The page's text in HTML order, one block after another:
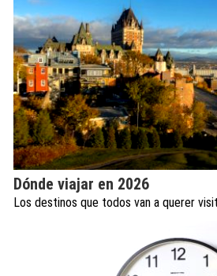
Dónde viajar en 2026
Los destinos que todos van a querer